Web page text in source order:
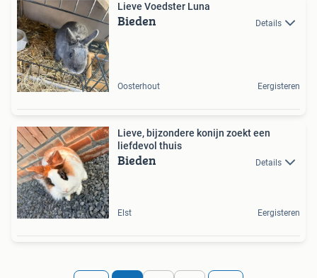
Lieve Voedster Luna
Bieden Details
Oosterhout Eergisteren
Lieve, bijzondere konijn zoekt een
liefdevol thuis ️
Bieden Details
Elst Eergisteren